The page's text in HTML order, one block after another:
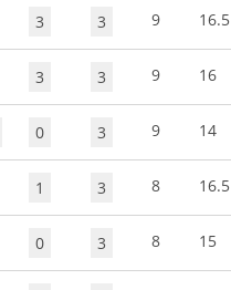
3 3 9 16.5
3 3 9 16
0 3 9 14
1 3 8 16.5
0 3 8 15